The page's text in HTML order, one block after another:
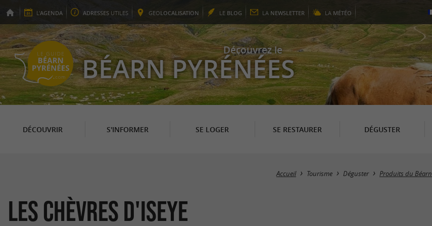
L'AGENDA ADRESSES UTILES GEOLOCALISATION LE BLOG LA NEWSLETTER LA MÉTÉO
Découvrez le
BÉARN PYRÉNÉES
DÉCOUVRIR S'INFORMER SE LOGER SE RESTAURER DÉGUSTER
Accueil Tourisme Déguster Produits du Béarn
Les Chèvres d'Iseye